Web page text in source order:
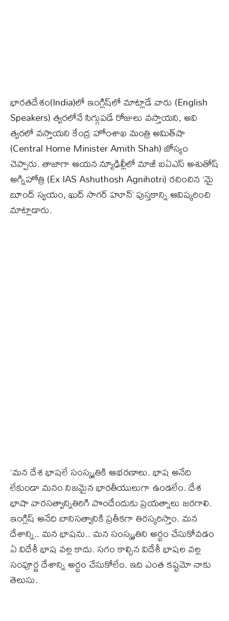
భారతదేశం(India)లో ఇంగ్లిష్‌లో మాట్లాడే వారు (English
Speakers) త్వరలోనే సిగ్గుపడే రోజులు వస్తాయని, అవి
త్వరలో వస్తాయని కేంద్ర హోంశాఖ మంత్రి అమిత్‌షా
(Central Home Minister Amith Shah) జోస్యం
చెప్పారు. తాజాగా ఆయన న్యూఢిల్లీలో మాజీ ఐఏఎస్ అశుతోష్
అగ్నిహోత్రి (Ex IAS Ashuthosh Agnihotri) రచించిన ‘మై
బూంద్ స్వయం, ఖుద్ సాగర్ హూన్’ పుస్తకాన్ని ఆవిష్కరించి
మాట్లాడారు.
‘మన దేశ భాషలే సంస్కృతికి ఆభరణాలు. భాష అనేది
లేకుండా మనం నిజమైన భారతీయులుగా ఉండలేం. దేశ
భాషా వారసత్వాన్నితిరిగి పొందేందుకు ప్రయత్నాలు జరగాలి.
ఇంగ్లిష్ అనేది బానిసత్వానికి ప్రతీకగా తిరస్కరిస్తాం. మన
దేశాన్ని.. మన భాషను.. మన సంస్కృతిని అర్థం చేసుకోవడం
ఏ విదేశీ భాష వల్ల కాదు. సగం కాల్చిన విదేశీ భాషల వల్ల
సంపూర్ణ దేశాన్ని అర్థం చేసుకోలేం. ఇది ఎంత కష్టమో నాకు
తెలుసు.